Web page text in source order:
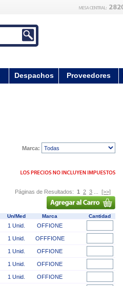
Despachos Proveedores
Marca:
Páginas de Resultados: 1 2 3
[>>]
Un/Med Marca Cantidad
1 Unid. OFFIONE
1 Unid. OFFFIONE
1 Unid. OFFIONE
1 Unid. OFFIONE
1 Unid. OFFIONE